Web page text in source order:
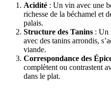
Acidité : Un vin avec une
richesse de la béchamel et
palais.
Structure des Tanins : Un
avec des tanins arrondis,
viande.
Correspondance des
complètent ou contrastent
dans le plat.